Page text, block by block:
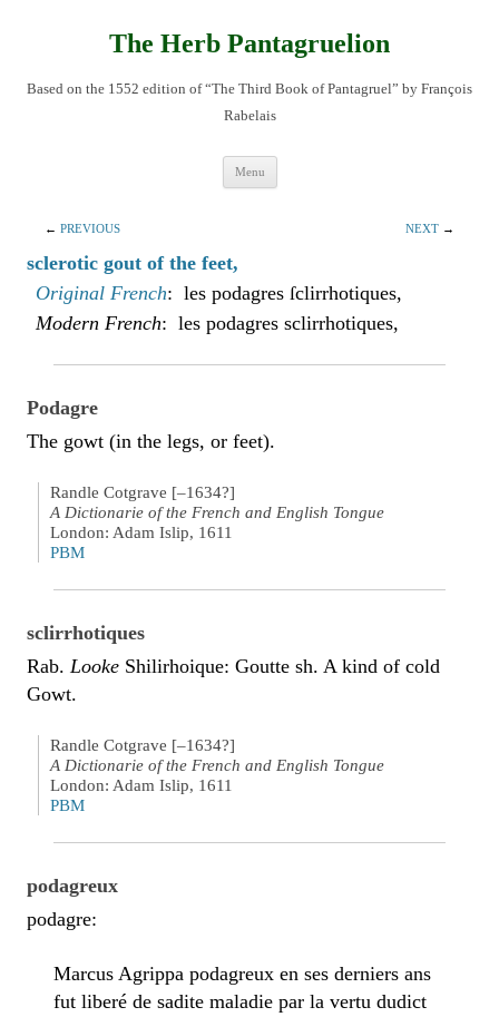
The Herb Pantagruelion
Based on the 1552 edition of “The Third Book of Pantagruel” by François
Rabelais
Menu
← PREVIOUS NEXT →
sclerotic gout of the feet,
Original French: les podagres ſclirrhotiques,
Modern French: les podagres sclirrhotiques,
Podagre
The gowt (in the legs, or feet).
Randle Cotgrave [–1634?]
A Dictionarie of the French and English Tongue
London: Adam Islip, 1611
PBM
sclirrhotiques
Rab. Looke Shilirhoique: Goutte sh. A kind of cold
Gowt.
Randle Cotgrave [–1634?]
A Dictionarie of the French and English Tongue
London: Adam Islip, 1611
PBM
podagreux
podagre:
Marcus Agrippa podagreux en ses derniers ans
fut liberé de sadite maladie par la vertu dudict